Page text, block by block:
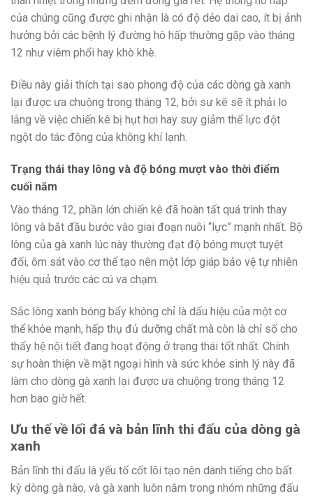
của chúng cũng được ghi nhận là có độ dẻo dai cao, ít bị ảnh
hưởng bởi các bệnh lý đường hô hấp thường gặp vào tháng
12 như viêm phổi hay khò khè.
Điều này giải thích tại sao phong độ của các dòng gà xanh
lại được ưa chuộng trong tháng 12, bởi sư kê sẽ ít phải lo
lắng về việc chiến kê bị hụt hơi hay suy giảm thể lực đột
ngột do tác động của không khí lạnh.
Trạng thái thay lông và độ bóng mượt vào thời điểm
cuối năm
Vào tháng 12, phần lớn chiến kê đã hoàn tất quá trình thay
lông và bắt đầu bước vào giai đoạn nuôi “lực” mạnh nhất. Bộ
lông của gà xanh lúc này thường đạt độ bóng mượt tuyệt
đối, ôm sát vào cơ thể tạo nên một lớp giáp bảo vệ tự nhiên
hiệu quả trước các cú va chạm.
Sắc lông xanh bóng bẩy không chỉ là dấu hiệu của một cơ
thể khỏe mạnh, hấp thụ đủ dưỡng chất mà còn là chỉ số cho
thấy hệ nội tiết đang hoạt động ở trạng thái tốt nhất. Chính
sự hoàn thiện về mặt ngoại hình và sức khỏe sinh lý này đã
làm cho dòng gà xanh lại được ưa chuộng trong tháng 12
hơn bao giờ hết.
Ưu thế về lối đá và bản lĩnh thi đấu của dòng gà
xanh
Bản lĩnh thi đấu là yếu tố cốt lõi tạo nên danh tiếng cho bất
kỳ dòng gà nào, và gà xanh luôn nằm trong nhóm những đấu